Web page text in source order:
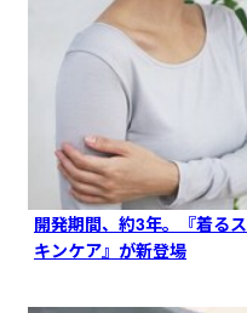
開発期間、約3年。『着るス
キンケア』が新登場